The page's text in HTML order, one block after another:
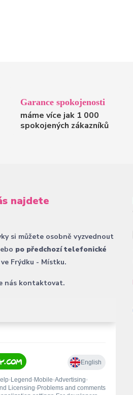
Garance spokojenosti
máme více jak 1 000
spokojených zákazníků
najdete
si můžete osobně vyzvednout
po předchozí telefonické
ve Frýdku - Místku.
nás kontaktovat.